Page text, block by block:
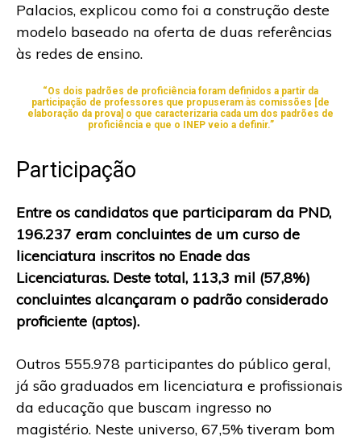
Palacios, explicou como foi a construção deste
modelo baseado na oferta de duas referências
às redes de ensino.
“Os dois padrões de proficiência foram definidos a partir da
participação de professores que propuseram às comissões [de
elaboração da prova] o que caracterizaria cada um dos padrões de
proficiência e que o INEP veio a definir.”
Participação
Entre os candidatos que participaram da PND,
196.237 eram concluintes de um curso de
licenciatura inscritos no Enade das
Licenciaturas. Deste total, 113,3 mil (57,8%)
concluintes alcançaram o padrão considerado
proficiente (aptos).
Outros 555.978 participantes do público geral,
já são graduados em licenciatura e profissionais
da educação que buscam ingresso no
magistério. Neste universo, 67,5% tiveram bom